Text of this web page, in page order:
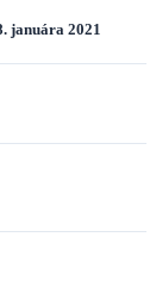
januára 2021